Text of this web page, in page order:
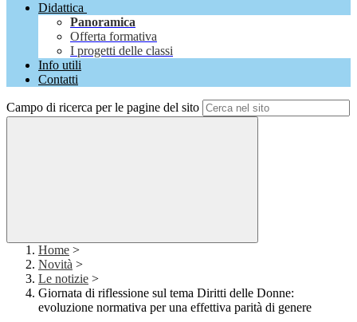
Didattica
Panoramica
Offerta formativa
I progetti delle classi
Info utili
Contatti
Campo di ricerca per le pagine del sito
Home >
Novità >
Le notizie >
Giornata di riflessione sul tema Diritti delle Donne:
evoluzione normativa per una effettiva parità di genere